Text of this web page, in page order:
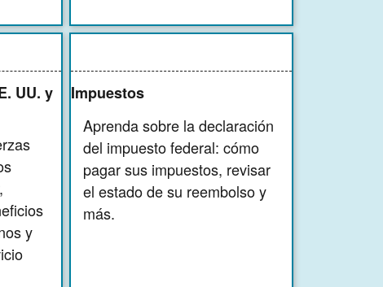
UU. y
y
Impuestos
Aprenda sobre la declaración
del impuesto federal: cómo
pagar sus impuestos, revisar
el estado de su reembolso y
más.